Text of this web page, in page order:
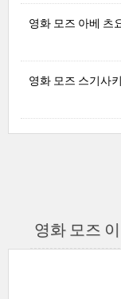
영화 모즈 아베 츠
영화 모즈 스기사키
영화 모즈